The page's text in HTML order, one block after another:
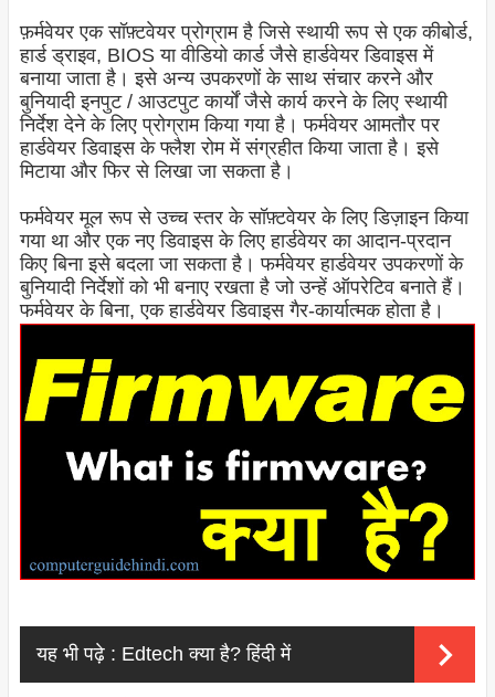
फ़र्मवेयर एक सॉफ़्टवेयर प्रोग्राम है जिसे स्थायी रूप से एक कीबोर्ड,
हार्ड ड्राइव, BIOS या वीडियो कार्ड जैसे हार्डवेयर डिवाइस में
बनाया जाता है। इसे अन्य उपकरणों के साथ संचार करने और
बुनियादी इनपुट / आउटपुट कार्यों जैसे कार्य करने के लिए स्थायी
निर्देश देने के लिए प्रोग्राम किया गया है। फर्मवेयर आमतौर पर
हार्डवेयर डिवाइस के फ्लैश रोम में संग्रहीत किया जाता है। इसे
मिटाया और फिर से लिखा जा सकता है।
फर्मवेयर मूल रूप से उच्च स्तर के सॉफ़्टवेयर के लिए डिज़ाइन किया
गया था और एक नए डिवाइस के लिए हार्डवेयर का आदान-प्रदान
किए बिना इसे बदला जा सकता है। फर्मवेयर हार्डवेयर उपकरणों के
बुनियादी निर्देशों को भी बनाए रखता है जो उन्हें ऑपरेटिव बनाते हैं।
फर्मवेयर के बिना, एक हार्डवेयर डिवाइस गैर-कार्यात्मक होता है।
यह भी पढ़े : Edtech क्या है? हिंदी में